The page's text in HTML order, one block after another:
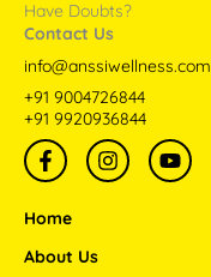
Have Doubts?
Contact Us
info@anssiwellness.com
+91 9004726844
+91 9920936844
F
a
c
e
o
I
n
s
Y
o
u
Home
About Us